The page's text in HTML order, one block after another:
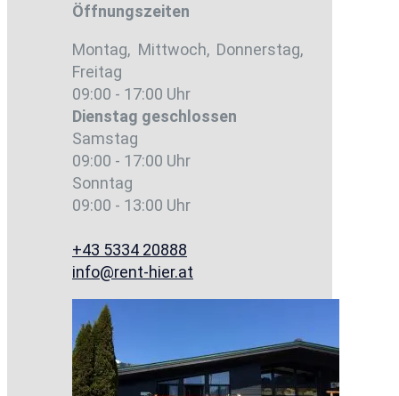
Öffnungszeiten
Montag, Mittwoch, Donnerstag,
Freitag
09:00 - 17:00 Uhr
Dienstag geschlossen
Samstag
09:00 - 17:00 Uhr
Sonntag
09:00 - 13:00 Uhr
+43 5334 20888
info@rent-hier.at